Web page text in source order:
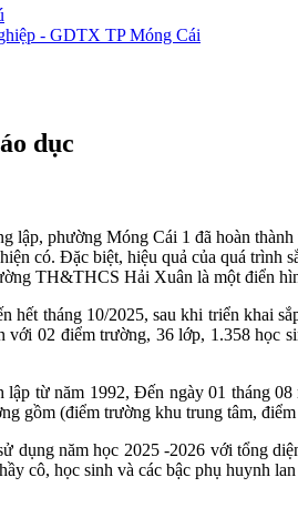
- GDTX TP Móng Cái
dục
lập, phường Móng Cái 1 đã hoàn
có. Đặc biệt, hiệu quả của quá
TH&THCS Hải Xuân là một điển
tháng 10/2025, sau khi triển khai
02 điểm trường, 36 lớp, 1.358 học
từ năm 1992, Đến ngày 01 tháng
gồm (điểm trường khu trung tâm,
năm học 2025 -2026 với tổng
cô, học sinh và các bậc phụ huynh